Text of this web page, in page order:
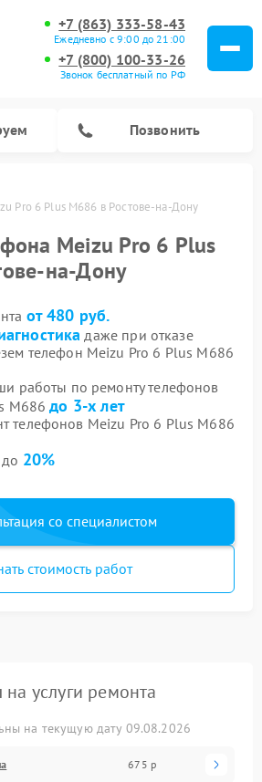
+7 (863) 333-58-43
Ежедневно с 9:00 до 21:00
+7 (800) 100-33-26
Звонок бесплатный по РФ
Позвонить
Pro 6 Plus M686 в Ростове-на-Дону
Meizu Pro 6 Plus
на-Дону
от 480 руб.
даже при отказе
телефон Meizu Pro 6 Plus M686
работы по ремонту телефонов
M686до 3-х лет
телефонов Meizu Pro 6 Plus M686
20%
со специалистом
стоимость работ
услуги ремонта
на текущую дату 09.08.2026
675 р